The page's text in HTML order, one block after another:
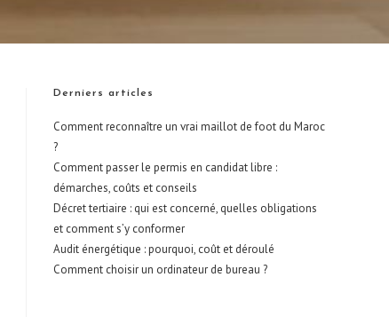
Derniers articles
Comment reconnaître un vrai maillot de foot du Maroc
?
Comment passer le permis en candidat libre :
démarches, coûts et conseils
Décret tertiaire : qui est concerné, quelles obligations
et comment s’y conformer
Audit énergétique : pourquoi, coût et déroulé
Comment choisir un ordinateur de bureau ?